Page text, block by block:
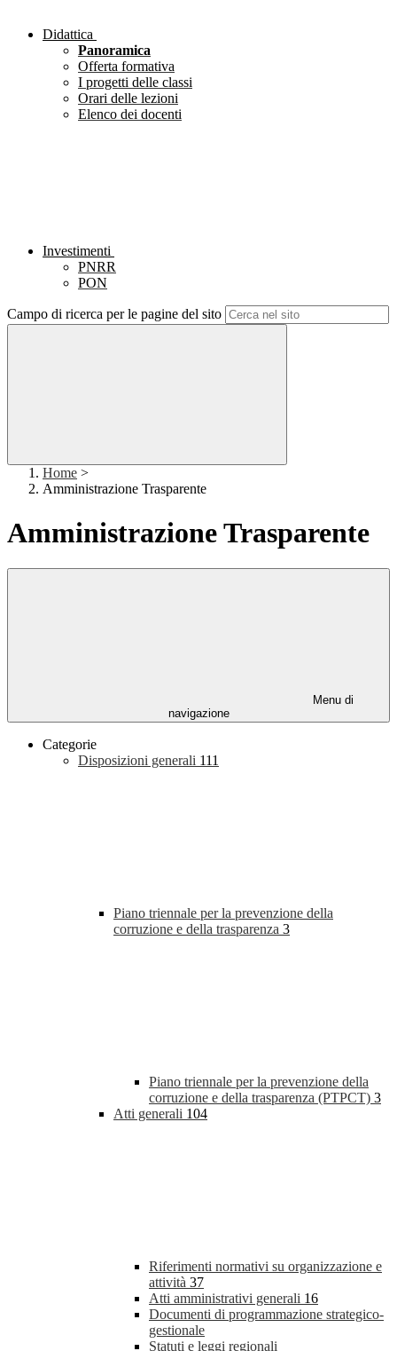
Didattica
Panoramica
Offerta formativa
I progetti delle classi
Orari delle lezioni
Elenco dei docenti
Investimenti
PNRR
PON
Campo di ricerca per le pagine del sito
Home >
Amministrazione Trasparente
Amministrazione Trasparente
Menu di
navigazione
Categorie
Disposizioni generali 111
Piano triennale per la prevenzione della
corruzione e della trasparenza 3
Piano triennale per la prevenzione della
corruzione e della trasparenza (PTPCT) 3
Atti generali 104
Riferimenti normativi su organizzazione e
attività 37
Atti amministrativi generali 16
Documenti di programmazione strategico-
gestionale
Statuti e leggi regionali